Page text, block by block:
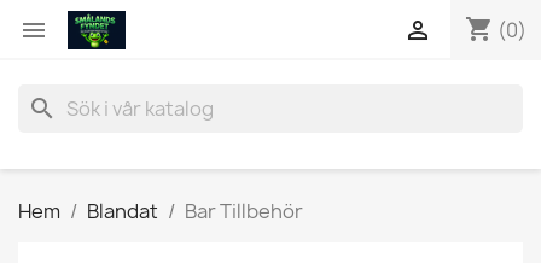
 shopping_cart (0)

search
Hem Blandat Bar Tillbehör